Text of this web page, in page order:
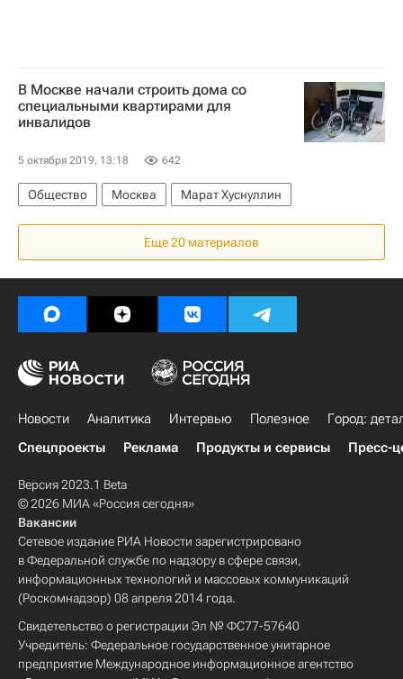
В Москве начали строить дома со
специальными квартирами для
инвалидов
5 октября 2019, 13:18 642
Общество Москва Марат Хуснуллин
Еще 20 материалов
Новости Аналитика Интервью Полезное
Город:
Спецпроекты
Реклама Продукты и сервисы Пресс-
Версия 2023.1 Beta
© 2026 МИА «Россия сегодня»
Вакансии
Сетевое издание РИА Новости зарегистрировано
в Федеральной службе по надзору в сфере связи,
информационных технологий и массовых коммуникаций
(Роскомнадзор) 08 апреля 2014 года.
Свидетельство о регистрации Эл № ФС77-57640
Учредитель: Федеральное государственное унитарное
предприятие Международное информационное агентство